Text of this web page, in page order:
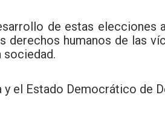
de estas elecciones
derechos humanos de las
sociedad.
y el Estado Democrático de